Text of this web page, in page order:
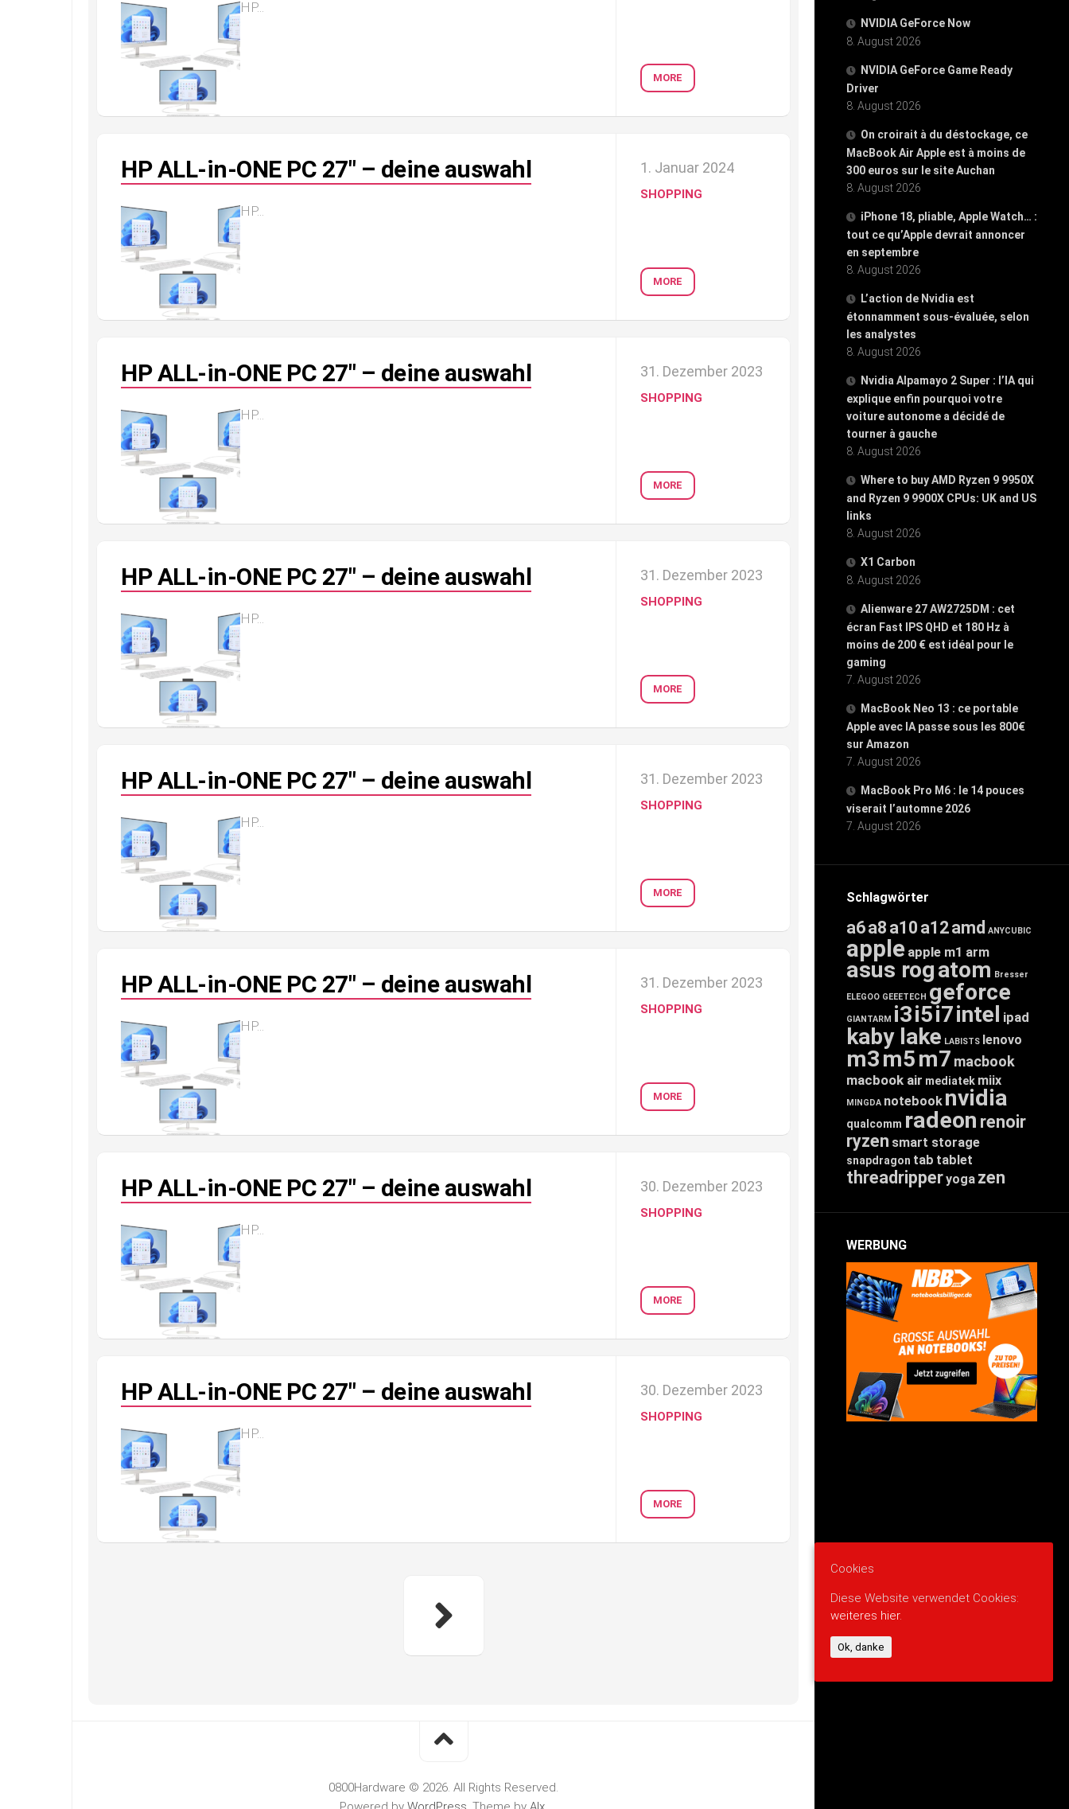
NVIDIA GeForce Now
8. August 2026
NVIDIA GeForce Game Ready
Driver
8. August 2026
On croirait à du déstockage, ce
MacBook Air Apple est à moins de
300 euros sur le site Auchan
8. August 2026
iPhone 18, pliable, Apple Watch… :
tout ce qu’Apple devrait annoncer
en septembre
8. August 2026
L’action de Nvidia est
étonnamment sous-évaluée, selon
les analystes
8. August 2026
Nvidia Alpamayo 2 Super : l’IA qui
explique enfin pourquoi votre
voiture autonome a décidé de
tourner à gauche
8. August 2026
Where to buy AMD Ryzen 9 9950X
and Ryzen 9 9900X CPUs: UK and US
links
8. August 2026
X1 Carbon
8. August 2026
Alienware 27 AW2725DM : cet
écran Fast IPS QHD et 180 Hz à
moins de 200 € est idéal pour le
gaming
7. August 2026
MacBook Neo 13 : ce portable
Apple avec IA passe sous les 800€
sur Amazon
7. August 2026
MacBook Pro M6 : le 14 pouces
viserait l’automne 2026
7. August 2026
Schlagwörter
a6a8 a10 a12amd ANYCUBIC
apple apple m1 arm
asus rogatom Bresser
ELEGOO GEEETECH geforce
GIANTARM i3i5i7intel ipad
kaby lake LABISTS lenovo
m3m5m7 macbook
macbook air mediatek miix
MINGDA notebook nvidia
qualcomm radeon renoir
ryzen smart storage
snapdragon tab tablet
threadripperyoga zen
WERBUNG
HP...
MORE
HP ALL-in-ONE PC 27″ – deine auswahl
HP...
1. Januar 2024
SHOPPING
MORE
HP ALL-in-ONE PC 27″ – deine auswahl
HP...
31. Dezember 2023
SHOPPING
MORE
HP ALL-in-ONE PC 27″ – deine auswahl
HP...
31. Dezember 2023
SHOPPING
MORE
HP ALL-in-ONE PC 27″ – deine auswahl
HP...
31. Dezember 2023
SHOPPING
MORE
HP ALL-in-ONE PC 27″ – deine auswahl
HP...
31. Dezember 2023
SHOPPING
MORE
HP ALL-in-ONE PC 27″ – deine auswahl
HP...
30. Dezember 2023
SHOPPING
MORE
HP ALL-in-ONE PC 27″ – deine auswahl
HP...
30. Dezember 2023
SHOPPING
MORE
0800Hardware © 2026. All Rights Reserved.
Cookies
Diese Website verwendet Cookies:
weiteres hier.
Ok, danke